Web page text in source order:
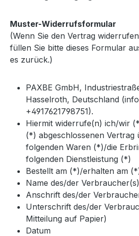
Muster-Widerrufsformular
(Wenn Sie den Vertrag
füllen Sie bitte dieses Formular
es zurück.)
PAXBE GmbH,
Hasselroth, Deutschland
+4917621798751).
Hiermit widerrufe(n) ich/wir
(*) abgeschlossenen Vertrag
folgenden Waren (*)/die
folgenden Dienstleistung (*)
Bestellt am (*)/erhalten am
Name des/der Verbraucher(s)
Anschrift des/der
Unterschrift des/der
Mitteilung auf Papier)
Datum